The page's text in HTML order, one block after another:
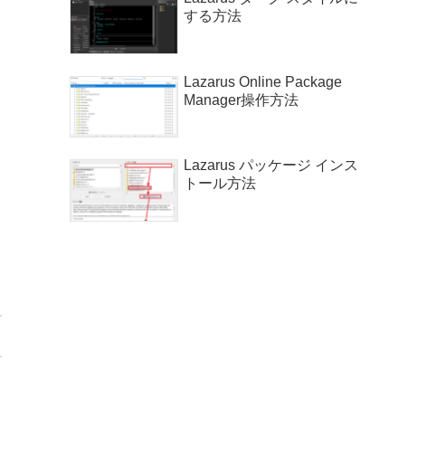
する方法
Lazarus Online Package
Manager操作方法
Lazarus パッケージ インス
トール方法